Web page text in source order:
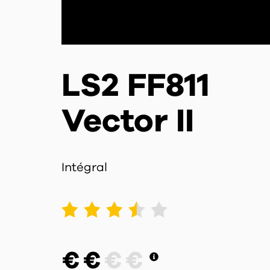
LS2 FF811
Vector II
Intégral
2 3 4 5
€ € € €